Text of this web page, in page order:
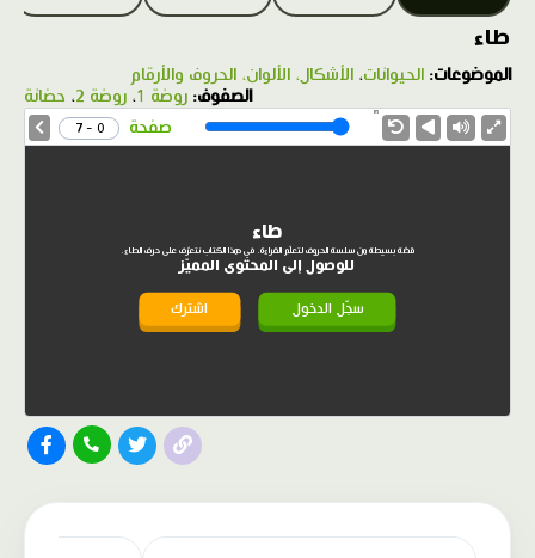
طاء
الموضوعات: الحيوانات، الأشكال، الألوان، الحروف والأرقام
الصفوف: روضة 1 ، روضة 2 ، حضانة
صفحة 0 - 7
طاء
قصّة بسيطة من سلسة الحروف لتعلّم القراءة. في هذا الكتاب نتعرّف على حرف الطاء.
للوصول إلى المحتوى المميّز
سجّل الدخول اشترك